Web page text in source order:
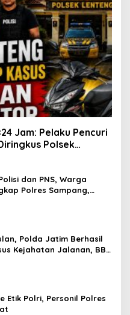
Jam: Pelaku Pencuri
Polsek
dan PNS, Warga
Polres Sampang,
juta
Polda Jatim Berhasil
Kejahatan Jalanan, BB
dan 12 Mobil Diamankan
Etik Polri, Personil Polres